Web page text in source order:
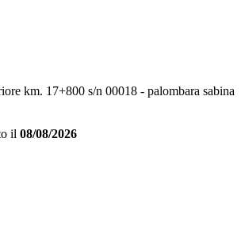
km. 17+800 s/n 00018 - palombara sabina
il 08/08/2026